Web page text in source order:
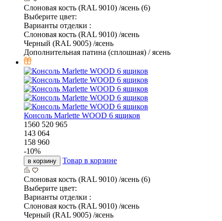
Слоновая кость (RAL 9010) /ясень (6)
Выберите цвет:
Варианты отделки :
Слоновая кость (RAL 9010) /ясень
Черный (RAL 9005) /ясень
Дополнительная патина (сплошная) / ясень
Консоль Marlette WOOD 6 ящиков
1560 520 965
143 064
158 960
-10%
в корзину Товар в корзине
Слоновая кость (RAL 9010) /ясень (6)
Выберите цвет:
Варианты отделки :
Слоновая кость (RAL 9010) /ясень
Черный (RAL 9005) /ясень